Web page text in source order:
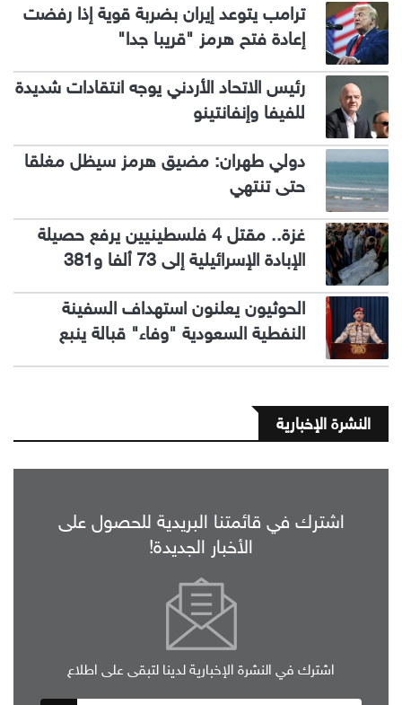
ترامب يتوعد إيران بضربة قوية إذا رفضت
إعادة فتح هرمز "قريبا جدا"
رئيس الاتحاد الأردني يوجه انتقادات شديدة
للفيفا وإنفانتينو
دولي طهران: مضيق هرمز سيظل مغلقا
حتى تنتهي
غزة.. مقتل 4 فلسطينيين يرفع حصيلة
الإبادة الإسرائيلية إلى 73 ألفا و381
الحوثيون يعلنون استهداف السفينة
النفطية السعودية "وفاء" قبالة ينبع
النشرة الإخبارية
اشترك في قائمتنا البريدية للحصول على
الأخبار الجديدة!
اشترك في النشرة الإخبارية لدينا لتبقى على اطلاع